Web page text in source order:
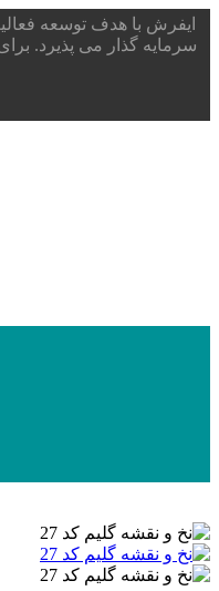
ایفرش با هدف توسعه
سرمایه گذار می پذیرد.